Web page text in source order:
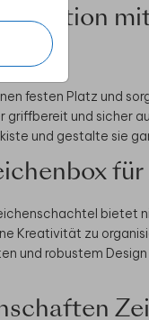
festen Platz und
griffbereit und sicher
und gestalte sie
bietet
Kreativität zu
und robustem